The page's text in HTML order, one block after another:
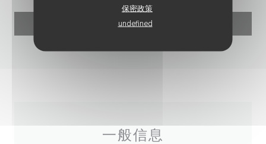
保密政策
undefined
一般信息